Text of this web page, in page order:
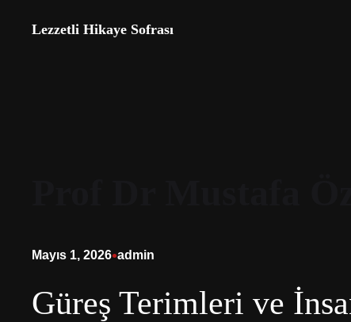
Lezzetli Hikaye Sofrası
Mayıs 1, 2026•admin
Güreş Terimleri ve